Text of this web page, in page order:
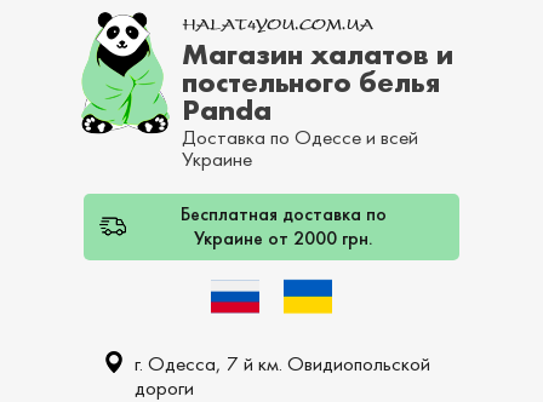
Магазин халатов и
постельного белья
Panda
Доставка по Одессе и всей
Украине
Бесплатная доставка по
Украине от 2000 грн.
г. Одесса, 7 й км. Овидиопольской
дороги